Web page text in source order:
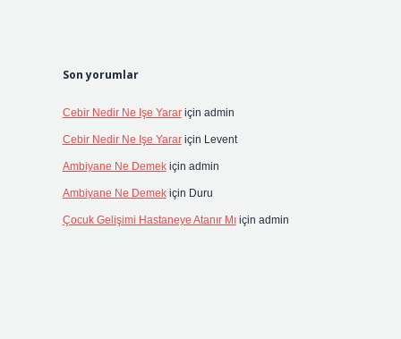
Son yorumlar
Cebir Nedir Ne Işe Yarariçin admin
Cebir Nedir Ne Işe Yarariçin Levent
Ambiyane Ne Demekiçin admin
Ambiyane Ne Demekiçin Duru
Çocuk Gelişimi Hastaneye Atanır Mıiçin admin